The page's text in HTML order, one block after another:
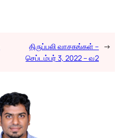
திருப்பலி வாசகங்கள் –
செப்டம்பர் 3, 2022 – வ2
→